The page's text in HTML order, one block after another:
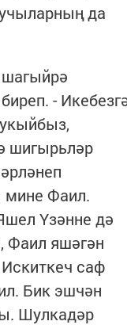
да
-
шигырьләр
мине Фаил.
Үзәнне дә
Фаил яшәгән
саф
Бик эшчән
Шулкадәр